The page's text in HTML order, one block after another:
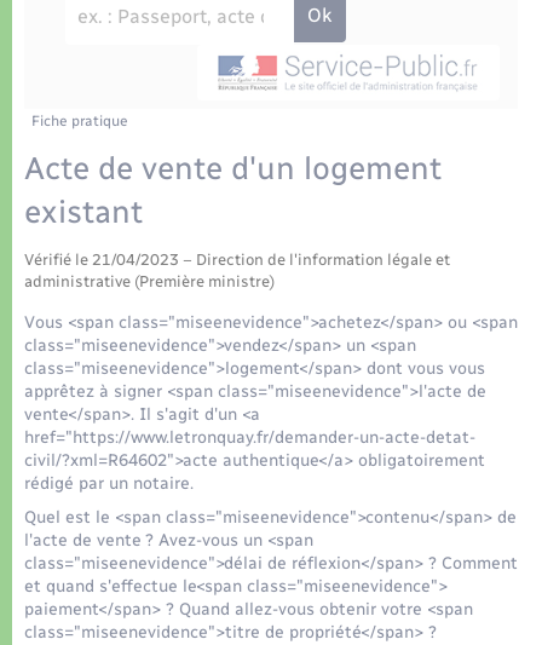
Eau - Assainissement
Transports
Transports scolaires
Logement - Urbanisme
Loisirs
Seniors
Nouvel habitant
Numérique
Organisation d’événement
Sécurité - Prévention
Travaux - Autorisation d’occupation de l’espace
Présentation de la commune
La Communauté de communes
Fiche pratique
Acte de vente d'un logement
existant
Vérifié le 21/04/2023 – Direction de l'information légale et
administrative (Première ministre)
Vous <span class="miseenevidence">achetez</span> ou <span
class="miseenevidence">vendez</span> un <span
class="miseenevidence">logement</span> dont vous vous
apprêtez à signer <span class="miseenevidence">l'acte de
vente</span>. Il s'agit d'un <a
href="https://www.letronquay.fr/demander-un-acte-detat-
civil/?xml=R64602">acte authentique</a> obligatoirement
rédigé par un notaire.
Quel est le <span class="miseenevidence">contenu</span> de
l'acte de vente ? Avez-vous un <span
class="miseenevidence">délai de réflexion</span> ? Comment
et quand s'effectue le<span class="miseenevidence">
paiement</span> ? Quand allez-vous obtenir votre <span
class="miseenevidence">titre de propriété</span> ?